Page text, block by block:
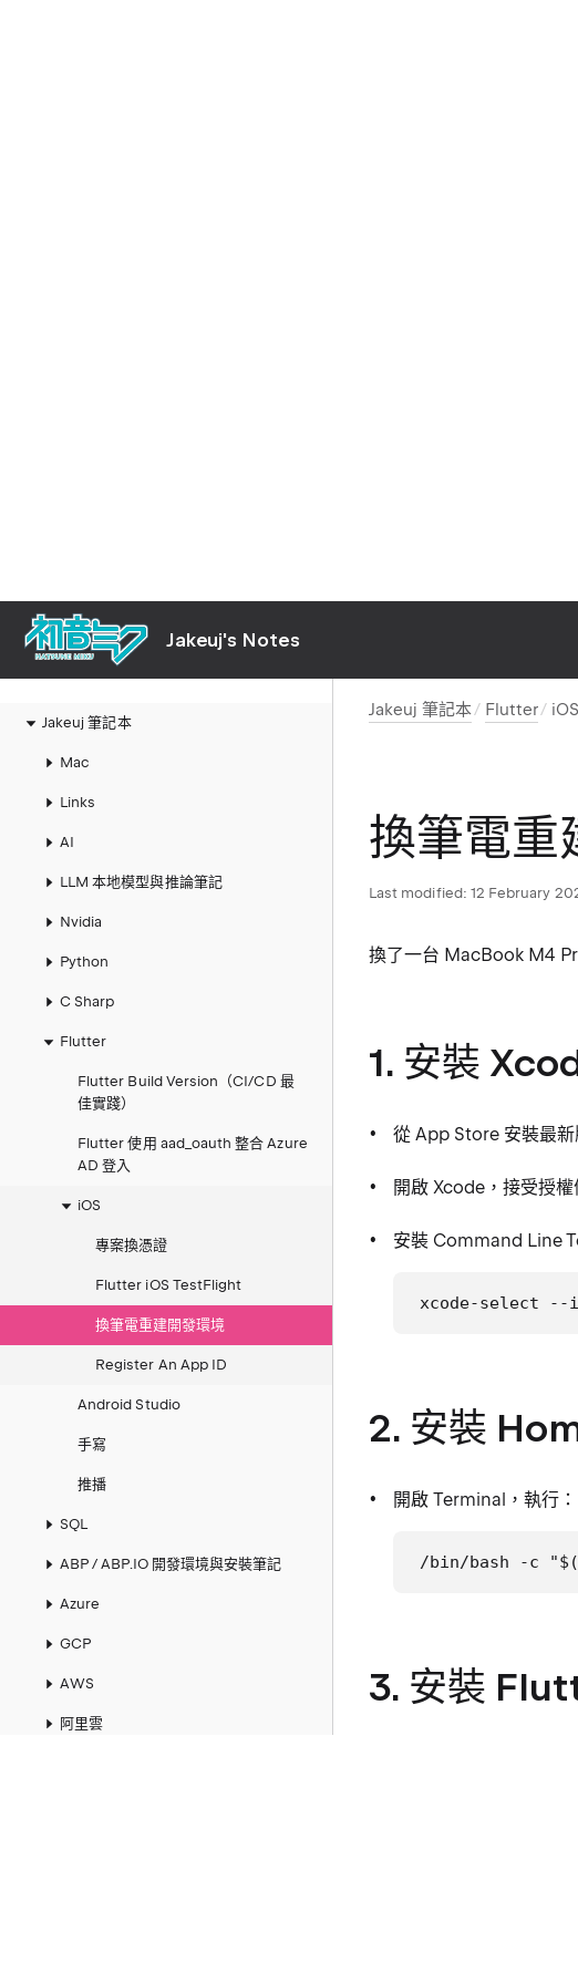
Jakeuj's Notes
Jakeuj 筆記本
Mac
Links
AI
LLM 本地模型與推論筆記
Nvidia
Python
C Sharp
Flutter
Flutter Build Version（CI/CD 最
佳實踐）
Flutter 使用 aad_oauth 整合 Azure
AD 登入
iOS
專案換憑證
Flutter iOS TestFlight
換筆電重建開發環境
Register An App ID
Android Studio
手寫
推播
SQL
ABP / ABP.IO 開發環境與安裝筆記
Azure
GCP
AWS
阿里雲
Jakeuj 筆記本 Flutter iOS
換筆電重
Last modified: 12 February
換了一台 MacBook M4
1. 安裝
從 App Store 安裝最
開啟 Xcode，接受授權
安裝 Command Line
xcode-select
2. 安裝
開啟 Terminal，執行：
/bin/bash -c
3. 安裝